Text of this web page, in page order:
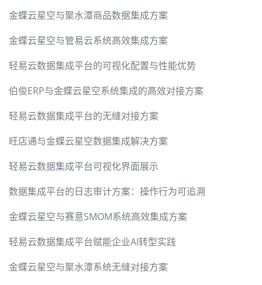
金蝶云星空与聚水潭商品数据集成方案
金蝶云星空与管易云系统高效集成方案
轻易云数据集成平台的可视化配置与性能优势
伯俊ERP与金蝶云星空系统集成的高效对接方案
轻易云数据集成平台的无缝对接方案
旺店通与金蝶云星空数据集成解决方案
轻易云数据集成平台可视化界面展示
数据集成平台的日志审计方案：操作行为可追溯
金蝶云星空与赛意SMOM系统高效集成方案
轻易云数据集成平台赋能企业AI转型实践
金蝶云星空与聚水潭系统无缝对接方案